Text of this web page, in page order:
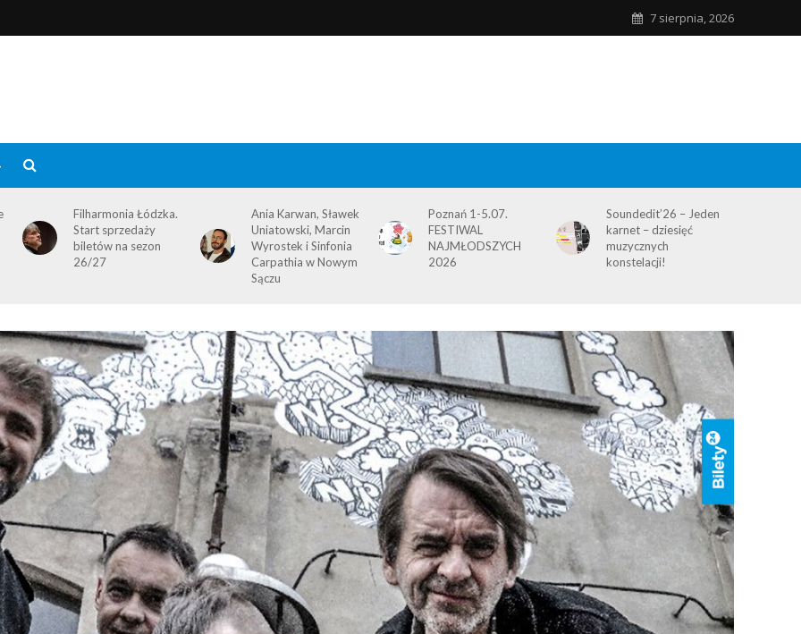
7 sierpnia, 2026
Filharmonia Łódzka.
Start sprzedaży
biletów na sezon
26/27
Ania Karwan, Sławek
Uniatowski, Marcin
Wyrostek i Sinfonia
Carpathia w Nowym
Sączu
Poznań 1-5.07.
FESTIWAL
NAJMŁODSZYCH
2026
Soundedit’26 – Jeden
karnet – dziesięć
muzycznych
konstelacji!